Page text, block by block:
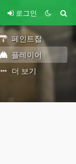
로그인
페인트잡
플레이어
더 보기